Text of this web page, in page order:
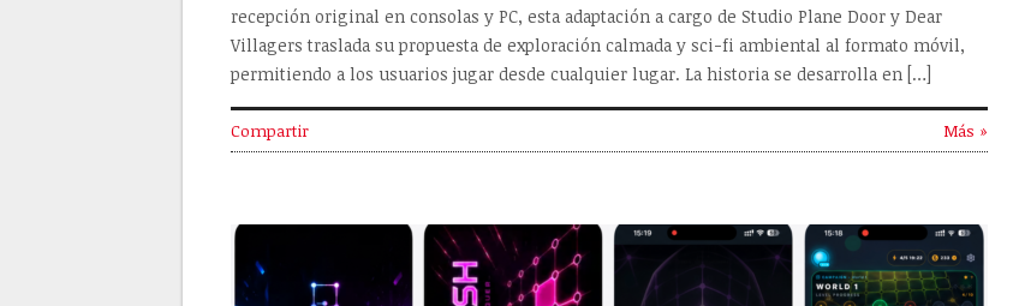
recepción original en consolas y PC, esta adaptación a cargo de Studio Plane Door y Dear
Villagers traslada su propuesta de exploración calmada y sci-fi ambiental al formato móvil,
permitiendo a los usuarios jugar desde cualquier lugar. La historia se desarrolla en […]
Compartir Más »